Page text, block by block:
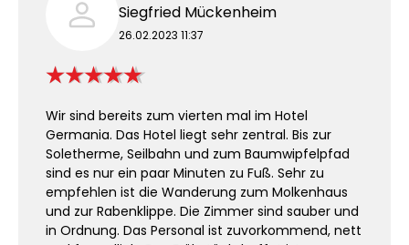
Siegfried Mückenheim
26.02.2023 11:37
Wir sind bereits zum vierten mal im Hotel
Germania. Das Hotel liegt sehr zentral. Bis zur
Soletherme, Seilbahn und zum Baumwipfelpfad
sind es nur ein paar Minuten zu Fuß. Sehr zu
empfehlen ist die Wanderung zum Molkenhaus
und zur Rabenklippe. Die Zimmer sind sauber und
in Ordnung. Das Personal ist zuvorkommend, nett